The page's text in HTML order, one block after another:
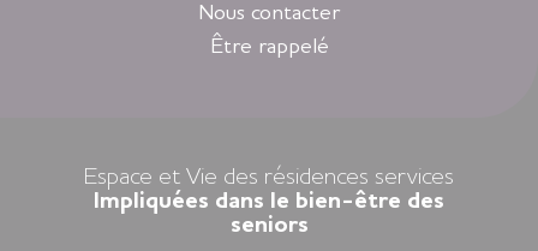
sélectionnés en Nouvelle-Aquitaine, en Auvergne-Rhône-
Alpes, en Ile-de-France, en Bretagne et dans les Pays de la
Nous contacter
Être rappelé
Espace et Vie des résidences services
Impliquées dans le bien-être des
seniors